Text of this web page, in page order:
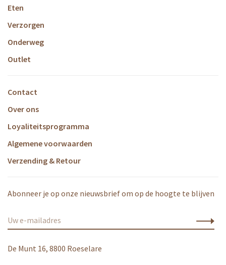
Eten
Verzorgen
Onderweg
Outlet
Contact
Over ons
Loyaliteitsprogramma
Algemene voorwaarden
Verzending & Retour
Abonneer je op onze nieuwsbrief om op de hoogte te blijven
De Munt 16, 8800 Roeselare